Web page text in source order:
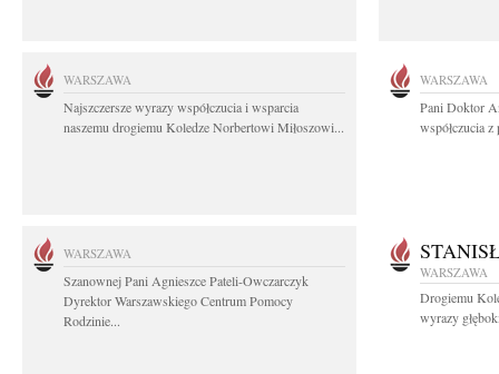
WARSZAWA
Najszczersze wyrazy współczucia i wsparcia
naszemu drogiemu Koledze Norbertowi Miłoszowi...
WARSZAWA
Pani Doktor
współczucia
WARSZAWA
Szanownej Pani Agnieszce Pateli-Owczarczyk
Dyrektor Warszawskiego Centrum Pomocy
Rodzinie...
WARSZAWA
Drogiemu
wyrazy